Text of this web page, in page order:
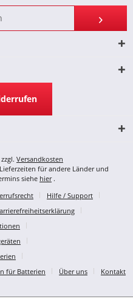
Versandkosten
für andere Länder und
siehe hier.
Hilfe / Support
für Batterien
Über uns Kontakt